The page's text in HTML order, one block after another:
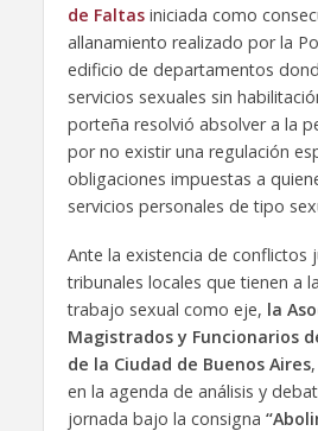
de Faltasiniciada como
allanamiento realizado por la
edificio de departamentos
servicios sexuales sin
porteña resolvió absolver a la
por no existir una regulación
obligaciones impuestas a
servicios personales de tipo
Ante la existencia de conflictos
tribunales locales que tienen a
trabajo sexual como eje, la
Magistrados y Funcionarios
de la Ciudad de Buenos Aires
en la agenda de análisis y
jornada bajo la consigna